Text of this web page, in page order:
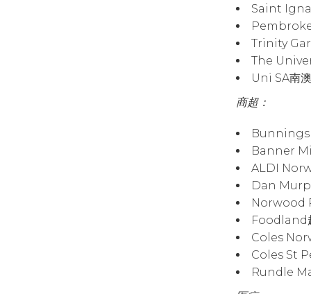
Saint
Trinity
The
Uni SA南
商超：
Bunnings
Banner
ALDI
Dan
Norwood
Foodland
Coles
Coles St
Rundle